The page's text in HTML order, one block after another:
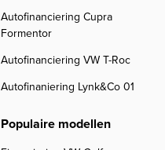
Autofinanciering Cupra
Formentor
Autofinanciering VW T-Roc
Autofinaniering Lynk&Co 01
Populaire modellen